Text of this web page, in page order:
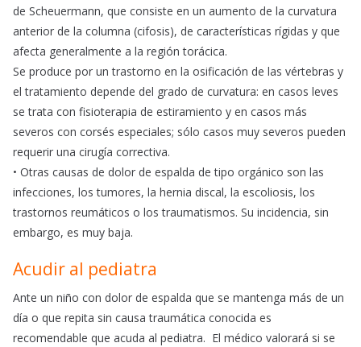
de Scheuermann, que consiste en un aumento de la curvatura
anterior de la columna (cifosis), de características rígidas y que
afecta generalmente a la región torácica.
Se produce por un trastorno en la osificación de las vértebras y
el tratamiento depende del grado de curvatura: en casos leves
se trata con fisioterapia de estiramiento y en casos más
severos con corsés especiales; sólo casos muy severos pueden
requerir una cirugía correctiva.
• Otras causas de dolor de espalda de tipo orgánico son las
infecciones, los tumores, la hernia discal, la escoliosis, los
trastornos reumáticos o los traumatismos. Su incidencia, sin
embargo, es muy baja.
Acudir al pediatra
Ante un niño con dolor de espalda que se mantenga más de un
día o que repita sin causa traumática conocida es
recomendable que acuda al pediatra. El médico valorará si se